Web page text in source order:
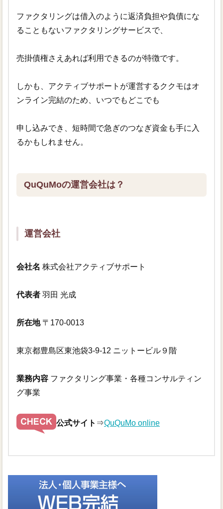
ファクタリングは借入のように返済負担や負債にな
ることもないファクタリングサービスで、
売掛債権さえあれば利用できるのが特徴です。
しかも、アクティブサポートが運営するククモはオ
ンライン完結のため、いつでもどこでも
申し込みでき、短時間で急ぎのつなぎ資金も手に入
るかもしれません。
QuQuMoの運営会社は？
運営会社
会社名 株式会社アクティブサポート
代表者羽田 光成
所在地〒170-0013
東京都豊島区東池袋3-9-12 ニットービル９階
業務内容ファクタリング事業・各種コンサルティン
グ事業
公式サイト ⇒QuQuMo online